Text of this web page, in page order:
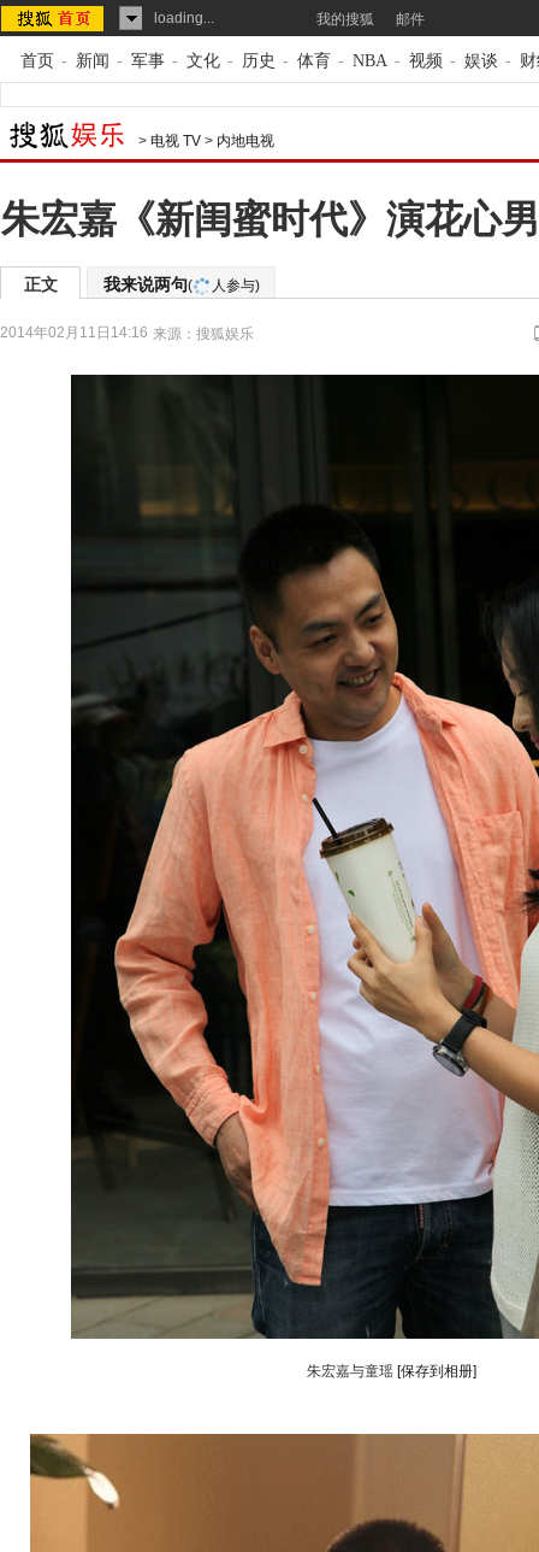
loading... 我的搜狐 邮件
首页 - 新闻 - 军事 - 文化 - 历史 - 体育 - NBA - 视频 - 娱谈 -
> 电视 TV > 内地电视
朱宏嘉《新闺蜜时代》演花心
正文 我来说两句( 人参与)
2014年02月11日14:16 来源： 搜狐娱乐
朱宏嘉与童瑶 [保存到相册]